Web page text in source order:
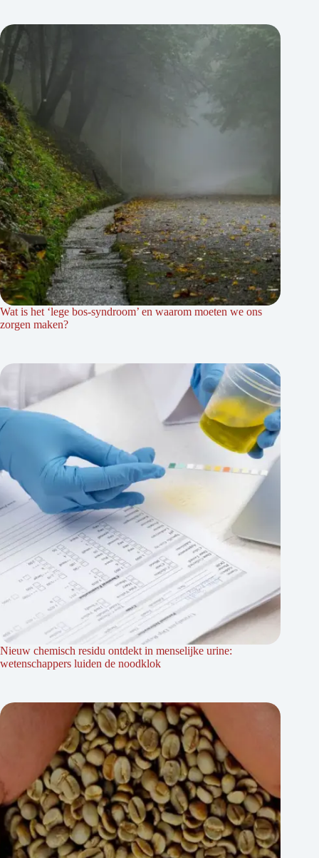
Wat is het ‘lege bos-syndroom’ en waarom moeten we ons
zorgen maken?
Nieuw chemisch residu ontdekt in menselijke urine:
wetenschappers luiden de noodklok